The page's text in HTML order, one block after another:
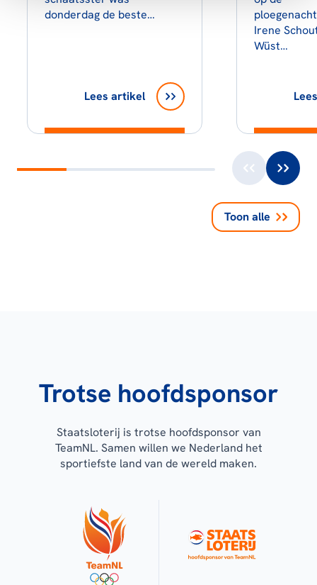
donderdag de beste…
Lees artikel
Irene
Wüst…
Toon alle
Trotse hoofdsponsor
Staatsloterij is trotse hoofdsponsor van
TeamNL. Samen willen we Nederland het
sportiefste land van de wereld maken.